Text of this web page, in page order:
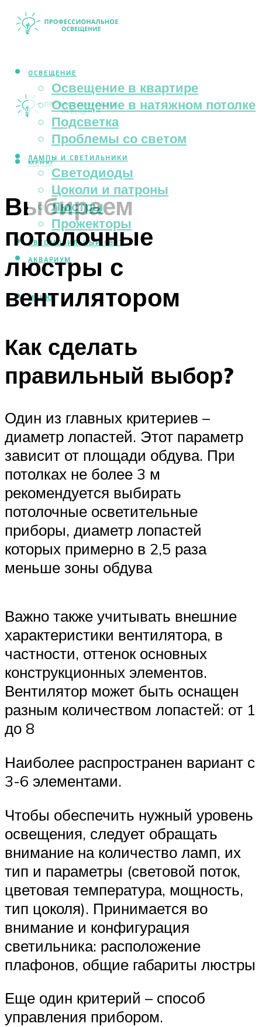
ОСВЕЩЕНИЕ
Освещение в квартире
Освещение в натяжном потолке
Подсветка
Проблемы со светом
ЛАМПЫ И СВЕТИЛЬНИКИ
Светодиоды
Цоколи и патроны
Люстры
Прожекторы
АВТОМОБИЛЬНЫЙ СВЕТ
АКВАРИУМ
МЕНЮ
МЕНЮ
Выбираем
потолочные
люстры с
вентилятором
Как сделать
правильный выбор?
Один из главных критериев –
диаметр лопастей. Этот параметр
зависит от площади обдува. При
потолках не более 3 м
рекомендуется выбирать
потолочные осветительные
приборы, диаметр лопастей
которых примерно в 2,5 раза
меньше зоны обдува
Важно также учитывать внешние
характеристики вентилятора, в
частности, оттенок основных
конструкционных элементов.
Вентилятор может быть оснащен
разным количеством лопастей: от 1
до 8
Наиболее распространен вариант с
3-6 элементами.
Чтобы обеспечить нужный уровень
освещения, следует обращать
внимание на количество ламп, их
тип и параметры (световой поток,
цветовая температура, мощность,
тип цоколя). Принимается во
внимание и конфигурация
светильника: расположение
плафонов, общие габариты люстры
Еще один критерий – способ
управления прибором.